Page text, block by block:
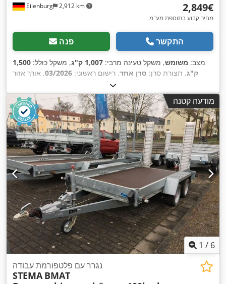
Eilenburg 2,912 km ‏2,849 ‏€
מחיר קבוע בתוספת מע"מ
פנה התקשר
מצב: משומש, משקל טעינה מרבי: 1,007 ק"ג , משקל כולל: 1,500
ק"ג, תצורת סרן: סרן אחד, רישום ראשוני: 03/2026, אורך אזור
, רוחב שטח הטעינה:
המטען:100 מ"מ , רוחב כולל:1,960 מ"מ , גובה כולל:925 מ"מ ,
מודעה קטנה
1 / 6
נגרר עם פלטפורמת עבודה
STEMA BMAT